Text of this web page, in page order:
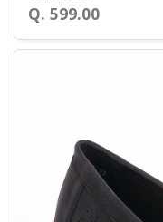
Q. 599.00